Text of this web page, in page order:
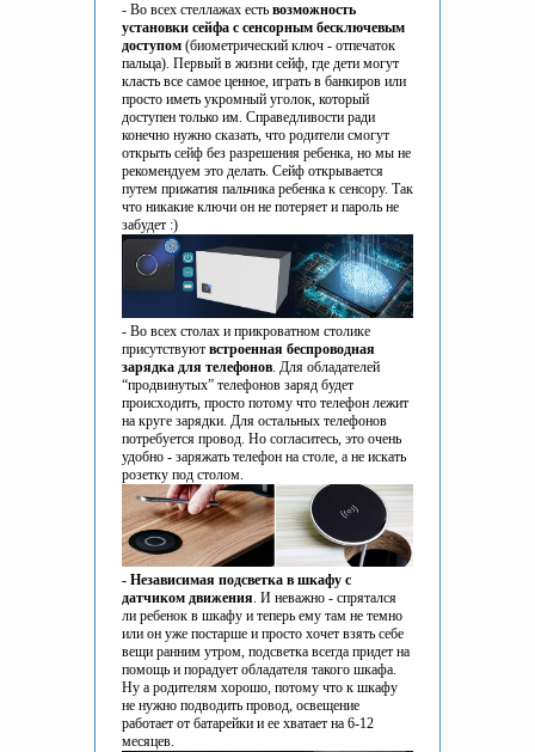
- Во всех стеллажах есть возможность
установки сейфа с сенсорным бесключевым
доступом (биометрический ключ - отпечаток
пальца). Первый в жизни сейф, где дети могут
класть все самое ценное, играть в банкиров или
просто иметь укромный уголок, который
доступен только им. Справедливости ради
конечно нужно сказать, что родители смогут
открыть сейф без разрешения ребенка, но мы не
рекомендуем это делать. Сейф открывается
путем прижатия пальчика ребенка к сенсору. Так
что никакие ключи он не потеряет и пароль не
забудет :)
- Во всех столах и прикроватном столике
присутствуют встроенная беспроводная
зарядка для телефонов. Для обладателей
“продвинутых” телефонов заряд будет
происходить, просто потому что телефон лежит
на круге зарядки. Для остальных телефонов
потребуется провод. Но согласитесь, это очень
удобно - заряжать телефон на столе, а не искать
розетку под столом.
- Независимая подсветка в шкафу с
датчиком движения. И неважно - спрятался
ли ребенок в шкафу и теперь ему там не темно
или он уже постарше и просто хочет взять себе
вещи ранним утром, подсветка всегда придет на
помощь и порадует обладателя такого шкафа.
Ну а родителям хорошо, потому что к шкафу
не нужно подводить провод, освещение
работает от батарейки и ее хватает на 6-12
месяцев.